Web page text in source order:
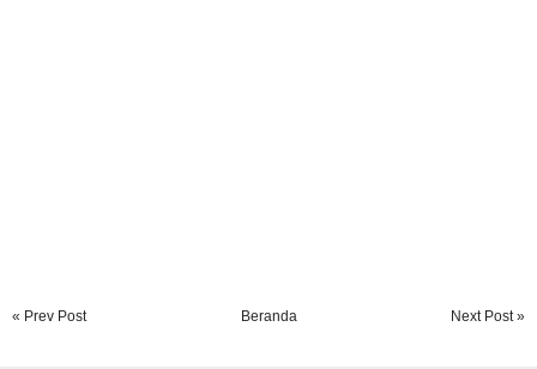
« Prev Post Next Post »
Beranda